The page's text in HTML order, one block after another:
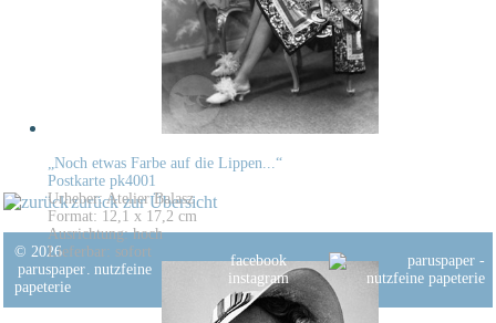
„Noch etwas Farbe auf die Lippen...“
Postkarte pk4001
Urheber: Atelier Balasz
Format: 12,1 x 17,2 cm
Ausrichtung: hoch
Lieferbar: sofort
zurück zur Übersicht
© 2026
paruspaper. nutzfeine
papeterie
facebook
instagram